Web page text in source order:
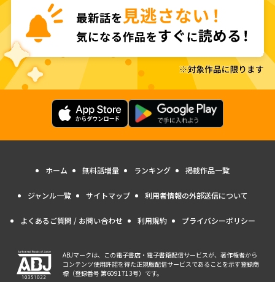
ホーム 無料話増量 ランキング 掲載作品一覧
ジャンル一覧 サイトマップ 利用者情報の外部送信について
よくあるご質問 / お問い合わせ 利用規約 プライバシーポリシー
ABJマークは、この電子書店・電子書籍配信サービスが、著作権者から
コンテンツ使用許諾を得た正規版配信サービスであることを示す登録商
標（登録番号 第6091713号）です。